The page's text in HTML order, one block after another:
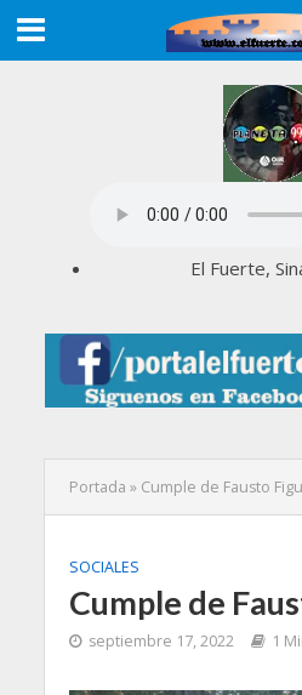
El Fuerte,
Portada » Cumple de Fausto
SOCIALES
Cumple de
septiembre 17, 2022 1